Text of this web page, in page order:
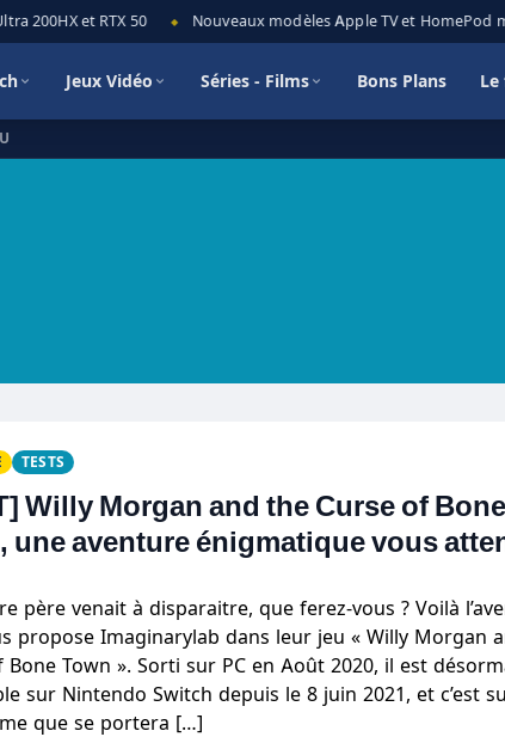
et RTX 50 ◆ Nouveaux modèles Apple TV et HomePod mini
Jeux Vidéo Séries - Films Bons Plans
TESTS
Willy Morgan and the Curse of Bone
une aventure énigmatique vous
père venait à disparaitre, que ferez-vous ? Voilà
propose Imaginarylab dans leur jeu « Willy Morgan
Bone Town ». Sorti sur PC en Août 2020, il est
sur Nintendo Switch depuis le 8 juin 2021, et c’est
que se portera […]